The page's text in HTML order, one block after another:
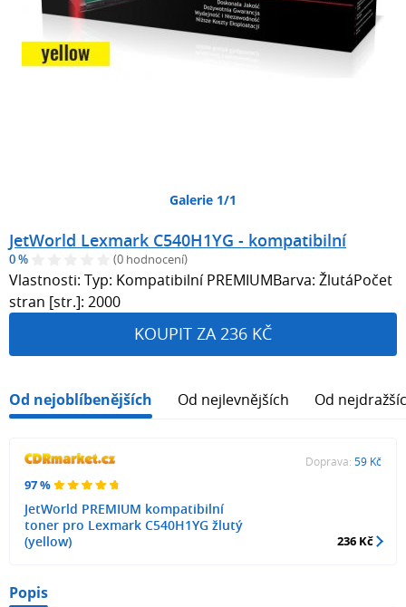
Galerie 1/1
JetWorld Lexmark C540H1YG - kompatibilní
0 % (0 hodnocení)
Vlastnosti: Typ: Kompatibilní PREMIUMBarva: ŽlutáPočet
stran [str.]: 2000
KOUPIT ZA 236 KČ
Od nejoblíbenějších Od nejlevnějších Od
97 %
JetWorld PREMIUM kompatibilní
toner pro Lexmark C540H1YG žlutý
(yellow)
Doprava: 59 Kč
236 Kč
Popis